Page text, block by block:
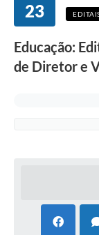
Secretarias
Mais
23
Educação:
de Diretor e